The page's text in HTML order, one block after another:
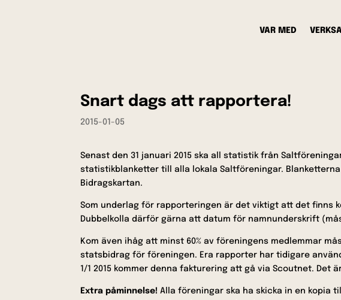
VAR MED
Snart dags att rapportera!
2015-01-05
Senast den 31 januari 2015 ska all statistik från
statistikblanketter till alla lokala Saltföreningar.
Bidragskartan.
Som underlag för rapporteringen är det viktigt att det finns
Dubbelkolla därför gärna att datum för namnunderskrift
Kom även ihåg att minst 60% av föreningens medlemmar
statsbidrag för föreningen. Era rapporter har tidigare
1/1 2015 kommer denna fakturering att gå via Scoutnet.
Extra påminnelse! Alla föreningar ska ha skicka in en kopia